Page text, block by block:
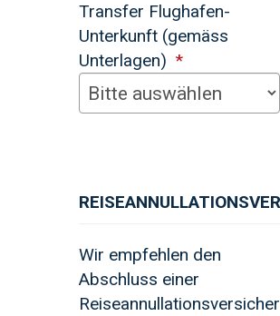
Transfer Flughafen-
Unterkunft (gemäss
Unterlagen)
Wir empfehlen den
Abschluss einer